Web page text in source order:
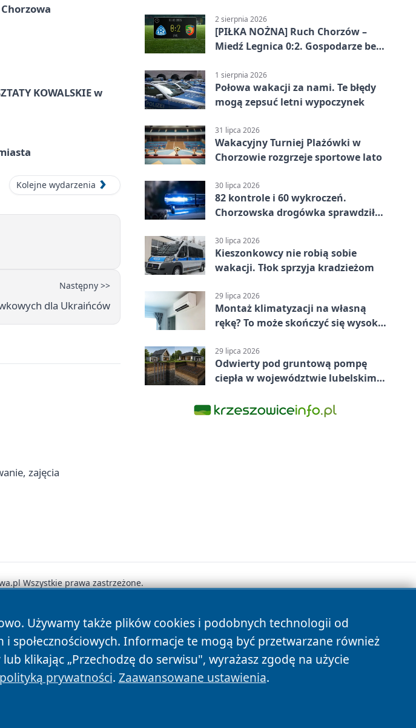
KOWALSKIE w
Kolejne wydarzenia
Następny >>
dla Ukraińców
zajęcia
2 sierpnia 2026
[PIŁKA NOŻNA] Ruch Chorzów –
Miedź Legnica 0:2. Gospodarze bez
1 sierpnia 2026
Połowa wakacji za nami. Te błędy
mogą zepsuć letni wypoczynek
31 lipca 2026
Wakacyjny Turniej Plażówki w
Chorzowie rozgrzeje sportowe lato
30 lipca 2026
82 kontrole i 60 wykroczeń.
Chorzowska drogówka sprawdziła
30 lipca 2026
Kieszonkowcy nie robią sobie
wakacji. Tłok sprzyja kradzieżom
29 lipca 2026
Montaż klimatyzacji na własną
rękę? To może skończyć się wysoką
29 lipca 2026
Odwierty pod gruntową pompę
ciepła w województwie lubelskim -
Używamy także plików cookies i podobnych technologii od
społecznościowych. Informacje te mogą być przetwarzane również
klikając „Przechodzę do serwisu", wyrażasz zgodę na użycie
polityką prywatności. Zaawansowane ustawienia.
Wszystkie prawa zastrzeżone.
Polityka Cookies